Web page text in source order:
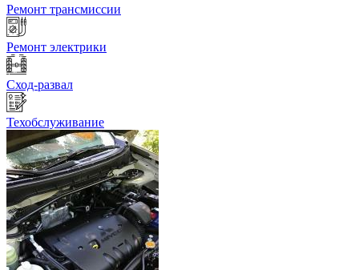
Ремонт трансмиссии
Ремонт электрики
Сход-развал
Техобслуживание